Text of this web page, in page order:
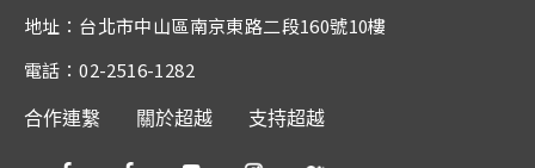
地址：台北市中山區南京東路二段160號10樓
電話：02-2516-1282
合作連繫 關於超越 支持超越